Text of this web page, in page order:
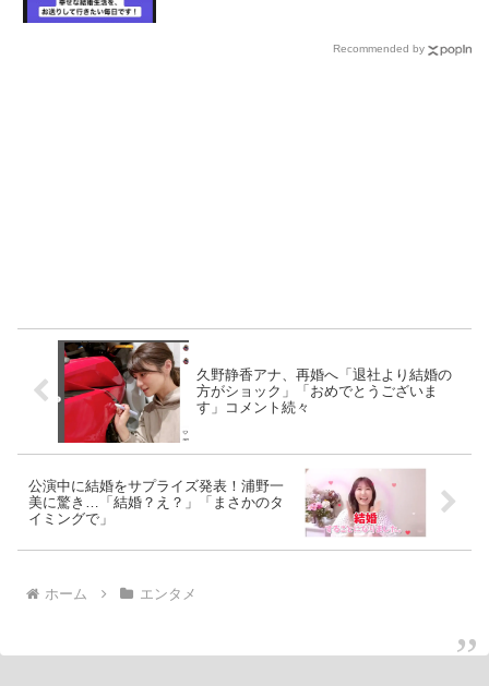
Recommended by
久野静香アナ、再婚へ「退社より結婚の
方がショック」「おめでとうございま
す」コメント続々
公演中に結婚をサプライズ発表！浦野一
美に驚き…「結婚？え？」「まさかのタ
イミングで」
ホーム エンタメ